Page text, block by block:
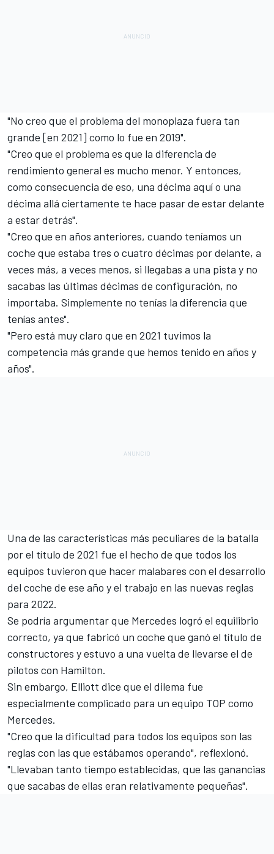
"No creo que el problema del monoplaza fuera tan
grande [en 2021] como lo fue en 2019".
"Creo que el problema es que la diferencia de
rendimiento general es mucho menor. Y entonces,
como consecuencia de eso, una décima aquí o una
décima allá ciertamente te hace pasar de estar delante
a estar detrás".
"Creo que en años anteriores, cuando teníamos un
coche que estaba tres o cuatro décimas por delante, a
veces más, a veces menos, si llegabas a una pista y no
sacabas las últimas décimas de configuración, no
importaba. Simplemente no tenías la diferencia que
tenías antes".
"Pero está muy claro que en 2021 tuvimos la
competencia más grande que hemos tenido en años y
años".
Una de las características más peculiares de la batalla
por el título de 2021 fue el hecho de que todos los
equipos tuvieron que hacer malabares con el desarrollo
del coche de ese año y el trabajo en las nuevas reglas
para 2022.
Se podría argumentar que Mercedes logró el equilibrio
correcto, ya que fabricó un coche que ganó el título de
constructores y estuvo a una vuelta de llevarse el de
pilotos con Hamilton.
Sin embargo, Elliott dice que el dilema fue
especialmente complicado para un equipo TOP como
Mercedes.
"Creo que la dificultad para todos los equipos son las
reglas con las que estábamos operando", reflexionó.
"Llevaban tanto tiempo establecidas, que las ganancias
que sacabas de ellas eran relativamente pequeñas".